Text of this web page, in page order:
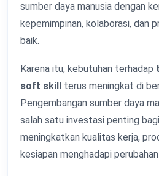
sumber daya manusia dengan
kepemimpinan, kolaborasi, dan
baik.
Karena itu, kebutuhan terhadap
soft skill
terus meningkat di
Pengembangan sumber daya
salah satu investasi penting
meningkatkan kualitas kerja,
kesiapan menghadapi